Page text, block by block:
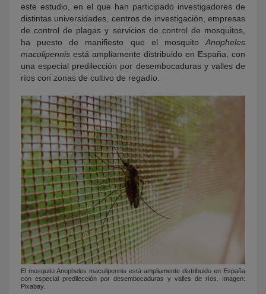
este estudio, en el que han participado investigadores de
distintas universidades, centros de investigación, empresas
de control de plagas y servicios de control de mosquitos,
ha puesto de manifiesto que el mosquito Anopheles
maculipennis está ampliamente distribuido en España, con
una especial predilección por desembocaduras y valles de
ríos con zonas de cultivo de regadío.
El mosquito Anopheles maculipennis está ampliamente distribuido en España
con especial predilección por desembocaduras y valles de ríos. Imagen:
Pixabay.